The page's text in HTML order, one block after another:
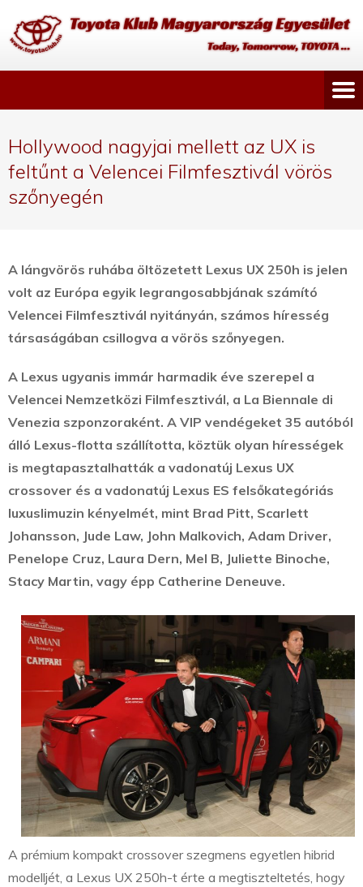
Hollywood nagyjai mellett az UX is
feltűnt a Velencei Filmfesztivál vörös
szőnyegén
A lángvörös ruhába öltözetett Lexus UX 250h is jelen
volt az Európa egyik legrangosabbjának számító
Velencei Filmfesztivál nyitányán, számos híresség
társaságában csillogva a vörös szőnyegen.
A Lexus ugyanis immár harmadik éve szerepel a
Velencei Nemzetközi Filmfesztivál, a La Biennale di
Venezia szponzoraként. A VIP vendégeket 35 autóból
álló Lexus-flotta szállította, köztük olyan hírességek
is megtapasztalhatták a vadonatúj Lexus UX
crossover és a vadonatúj Lexus ES felsőkategóriás
luxuslimuzin kényelmét, mint Brad Pitt, Scarlett
Johansson, Jude Law, John Malkovich, Adam Driver,
Penelope Cruz, Laura Dern, Mel B, Juliette Binoche,
Stacy Martin, vagy épp Catherine Deneuve.
A prémium kompakt crossover szegmens egyetlen hibrid
modelljét, a Lexus UX 250h-t érte a megtiszteltetés, hogy